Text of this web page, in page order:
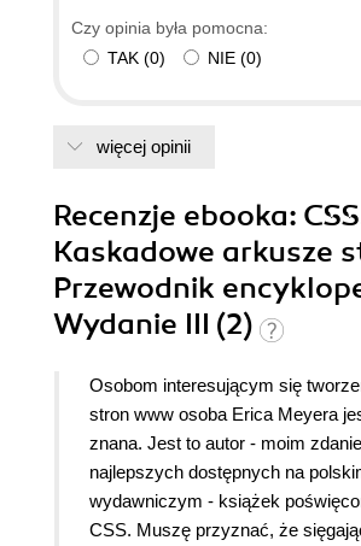
Czy opinia była pomocna:
TAK (0) NIE (0)
więcej opinii
Recenzje ebooka:
Kaskadowe arkusze
Przewodnik
Wydanie III (2)
Osobom interesującym się
stron www osoba Erica Meyera
znana. Jest to autor - moim
najlepszych dostępnych na
wydawniczym - książek
CSS. Muszę przyznać, że